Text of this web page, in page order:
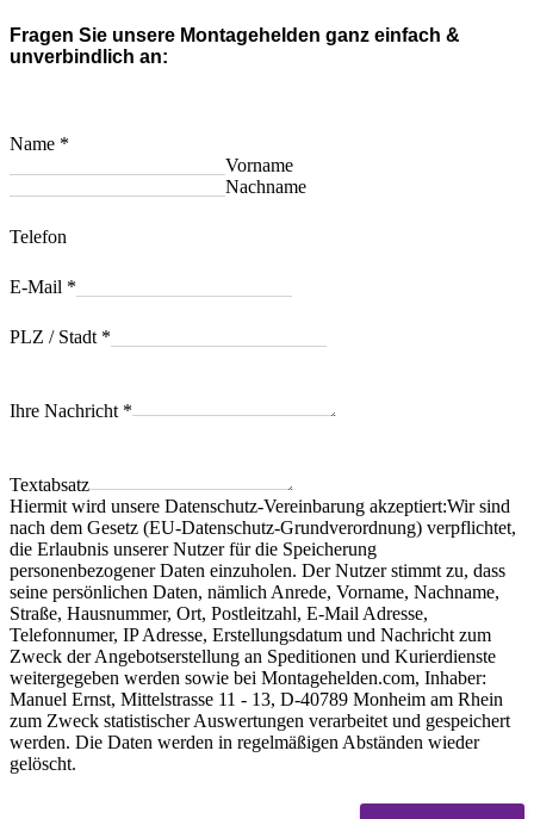
Fragen Sie unsere Montagehelden ganz einfach &
unverbindlich an:
Name *
Vorname
Nachname
Telefon
E-Mail *
PLZ / Stadt *
Ihre Nachricht *
Textabsatz
Hiermit wird unsere Datenschutz-Vereinbarung akzeptiert:Wir sind
nach dem Gesetz (EU-Datenschutz-Grundverordnung) verpflichtet,
die Erlaubnis unserer Nutzer für die Speicherung
personenbezogener Daten einzuholen. Der Nutzer stimmt zu, dass
seine persönlichen Daten, nämlich Anrede, Vorname, Nachname,
Straße, Hausnummer, Ort, Postleitzahl, E-Mail Adresse,
Telefonnumer, IP Adresse, Erstellungsdatum und Nachricht zum
Zweck der Angebotserstellung an Speditionen und Kurierdienste
weitergegeben werden sowie bei Montagehelden.com, Inhaber:
Manuel Ernst, Mittelstrasse 11 - 13, D-40789 Monheim am Rhein
zum Zweck statistischer Auswertungen verarbeitet und gespeichert
werden. Die Daten werden in regelmäßigen Abständen wieder
gelöscht.